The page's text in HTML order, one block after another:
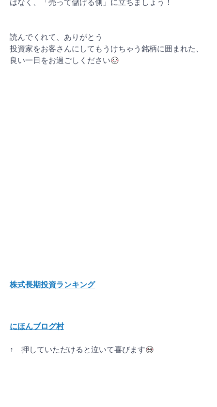
はなく、「売って儲ける側」に立ちましょう！
読んでくれて、ありがとう
投資家をお客さんにしてもうけちゃう銘柄に囲まれた、
良い一日をお過ごしください
株式長期投資ランキング
にほんブログ村
↑ 押していただけると泣いて喜びます